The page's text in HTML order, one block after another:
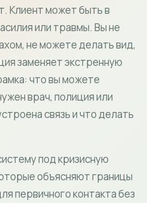
Клиент может быть в
или травмы. Вы не
не можете делать вид,
заменяет экстренную
что вы можете
врач, полиция или
связь и что делать
под кризисную
объясняют границы
первичного контакта без